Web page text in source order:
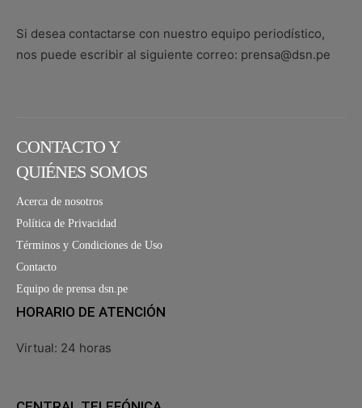
Si desea contactarse con nuestro equipo periodístico,
nos puede escribir al siguiente correo: prensa@dsn.pe
CONTACTO Y
QUIÉNES SOMOS
Acerca de nosotros
Política de Privacidad
Términos y Condiciones de Uso
Contacto
Equipo de prensa dsn.pe
HORARIO DE ATENCIÓN
Virtual: 24 horas